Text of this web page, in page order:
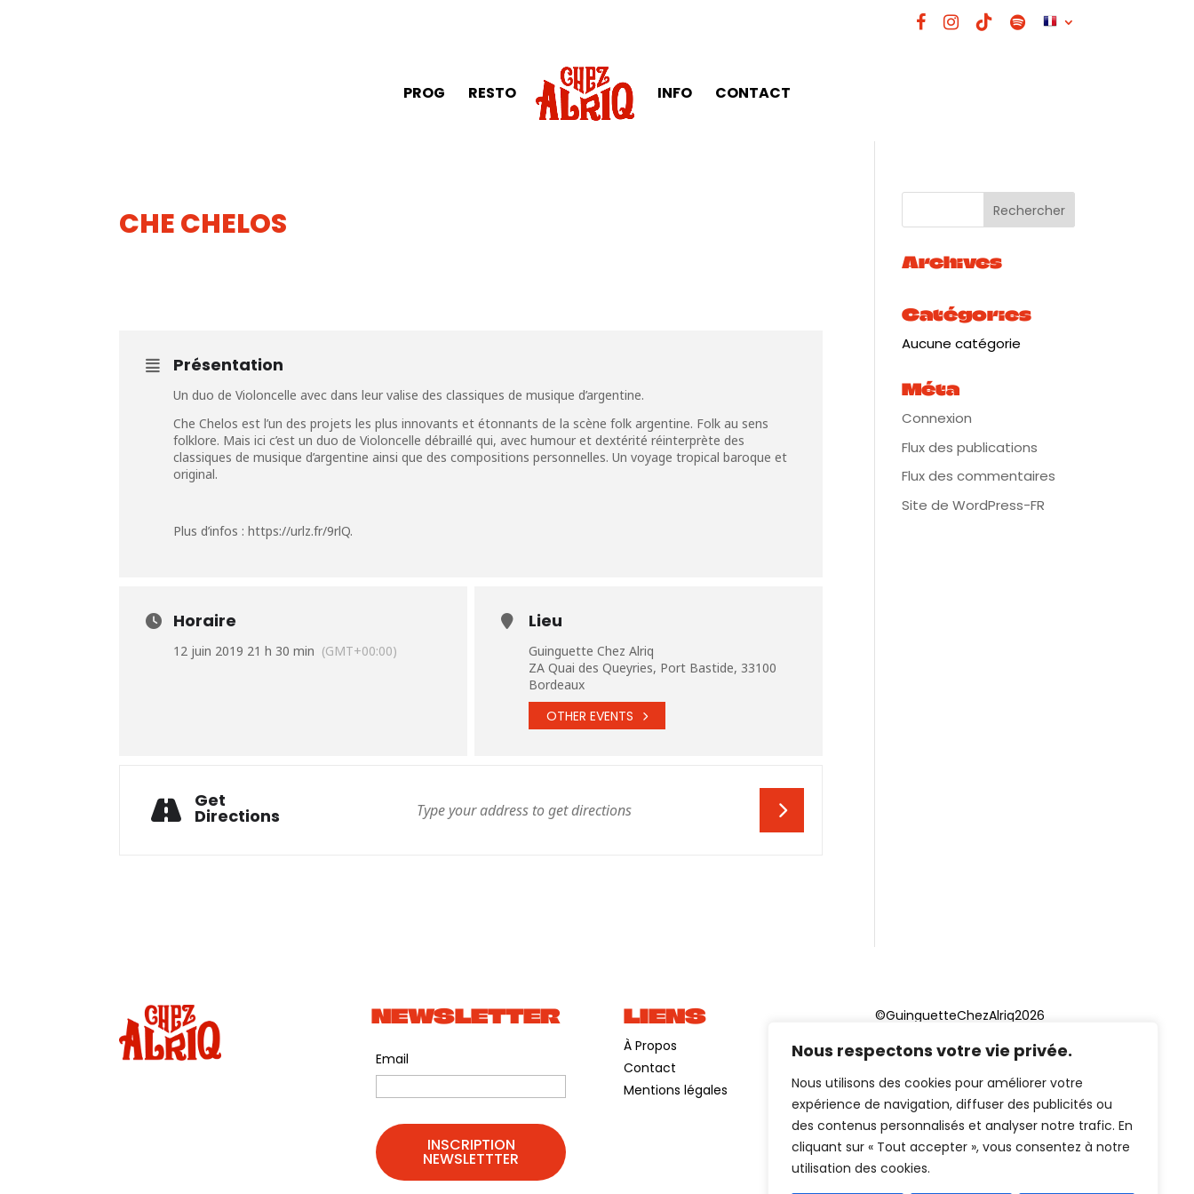
Nous respectons votre vie privée.
Nous utilisons des cookies pour améliorer votre
expérience de navigation, diffuser des publicités ou
des contenus personnalisés et analyser notre trafic. En
cliquant sur « Tout accepter », vous consentez à notre
utilisation des cookies.
PROG RESTO INFO CONTACT
CHE CHELOS
Présentation
Un duo de Violoncelle avec dans leur valise des classiques de musique d’argentine.
Che Chelos est l’un des projets les plus innovants et étonnants de la scène folk argentine. Folk au sens
folklore. Mais ici c’est un duo de Violoncelle débraillé qui, avec humour et dextérité réinterprète des
classiques de musique d’argentine ainsi que des compositions personnelles. Un voyage tropical baroque et
original.
Plus d’infos :https://urlz.fr/9rlQ.
Horaire
12 juin 2019 21 h 30 min (GMT+00:00)
Lieu
Guinguette Chez Alriq
ZA Quai des Queyries, Port Bastide, 33100
Bordeaux
OTHER EVENTS
Get
Directions
Archives
Catégories
Aucune catégorie
Méta
Connexion
Flux des publications
Flux des commentaires
Site de WordPress-FR
NEWSLETTER
Email
LIENS
À Propos
Contact
Mentions légales
©GuinguetteChezAlriq2026
Création site internet YOSOY